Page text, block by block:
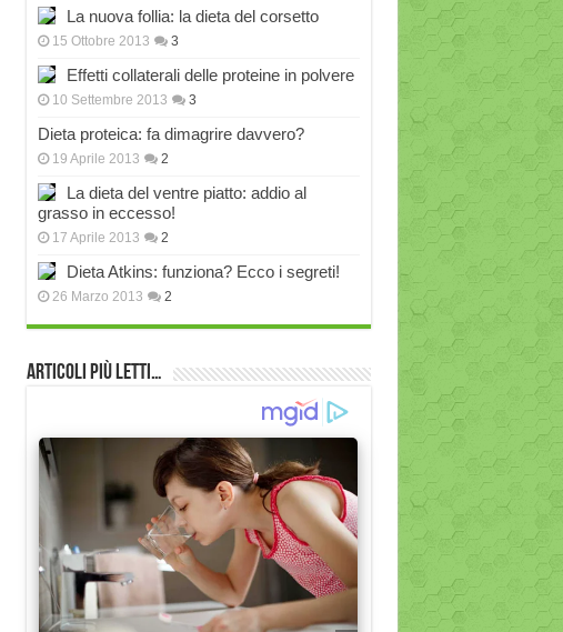
La nuova follia: la dieta del corsetto
15 Ottobre 2013 3
Effetti collaterali delle proteine in polvere
10 Settembre 2013 3
Dieta proteica: fa dimagrire davvero?
19 Aprile 2013 2
La dieta del ventre piatto: addio al
grasso in eccesso!
17 Aprile 2013 2
Dieta Atkins: funziona? Ecco i segreti!
26 Marzo 2013 2
Articoli più Letti…